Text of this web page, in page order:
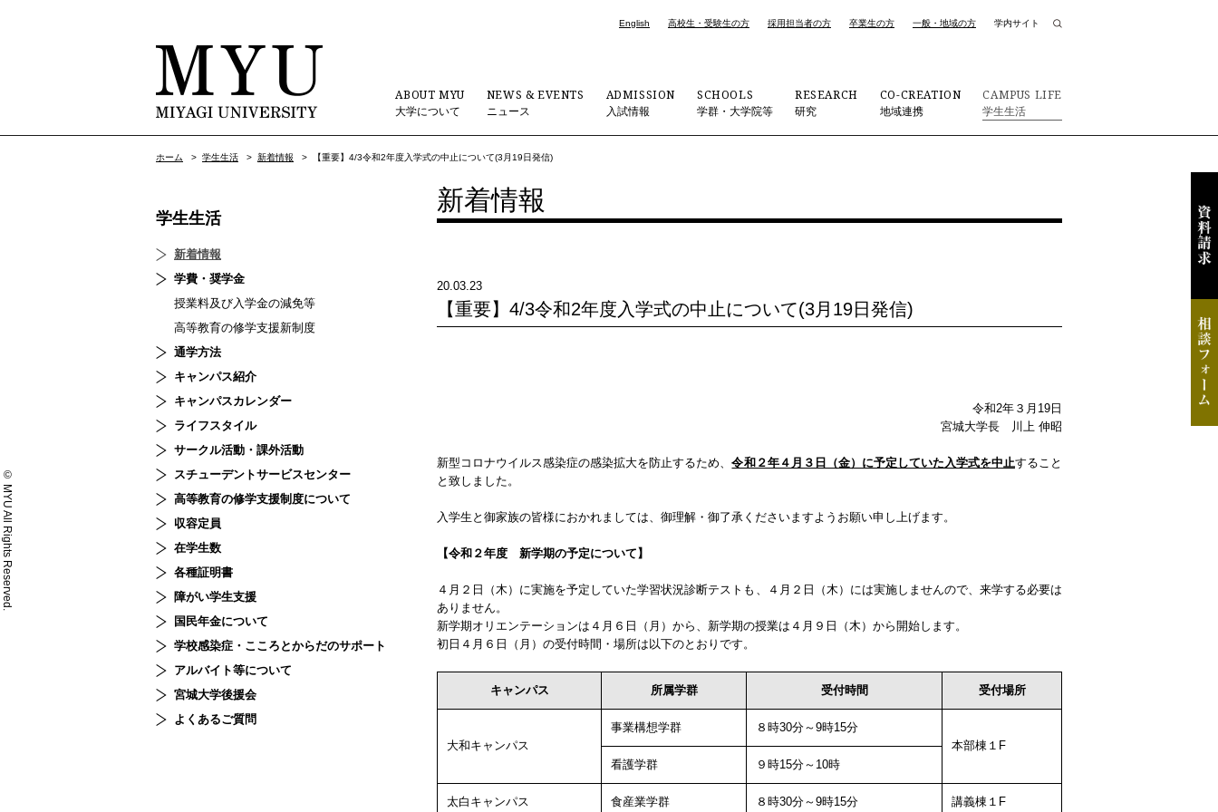
English 高校生・受験生の方 採用担当者の方 卒業生の方 一般・地域の方 学内サイト
ABOUT MYU
大学について
NEWS & EVENTS
ニュース
ADMISSION
入試情報
SCHOOLS
学群・大学院等
RESEARCH
研究
CO-CREATION
地域連携
CAMPUS LIFE
学生生活
ホーム > 学生生活 > 新着情報 > 【重要】4/3令和2年度入学式の中止について(3月19日発信)
新着情報
20.03.23
【重要】4/3令和2年度入学式の中止について(3月19日発信)
令和2年３月19日
宮城大学長 川上 伸昭
新型コロナウイルス感染症の感染拡大を防止するため、令和２年４月３日（金）に予定していた入学式を中止すること
と致しました。
入学生と御家族の皆様におかれましては、御理解・御了承くださいますようお願い申し上げます。
【令和２年度 新学期の予定について】
４月２日（木）に実施を予定していた学習状況診断テストも、４月２日（木）には実施しませんので、来学する必要は
ありません。
新学期オリエンテーションは４月６日（月）から、新学期の授業は４月９日（木）から開始します。
初日４月６日（月）の受付時間・場所は以下のとおりです。
キャンパス 所属学群 受付時間 受付場所
大和キャンパス
事業構想学群
８時30分～9時15分
本部棟１F
看護学群
９時15分～10時
太白キャンパス 食産業学群 ８時30分～9時15分 講義棟１F
学生生活
新着情報
学費・奨学金
授業料及び入学金の減免等
高等教育の修学支援新制度
通学方法
キャンパス紹介
キャンパスカレンダー
ライフスタイル
サークル活動・課外活動
スチューデントサービスセンター
高等教育の修学支援制度について
収容定員
在学生数
各種証明書
障がい学生支援
国民年金について
学校感染症・こころとからだのサポート
アルバイト等について
宮城大学後援会
よくあるご質問
© MYU All Rights Reserved.